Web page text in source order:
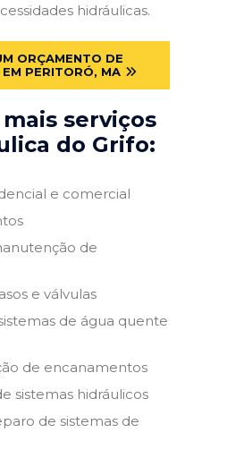
hidráulicas.
ORÇAMENTO DE
PERITORÓ, MA
serviços
do Grifo:
e comercial
de
e válvulas
de água quente
de encanamentos
sistemas hidráulicos
de sistemas de